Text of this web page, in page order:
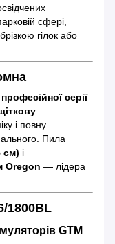
сфері,
гілок або
професійної серії
і повну
Пила
см) і
Oregon — лідера
1800BL
GTM